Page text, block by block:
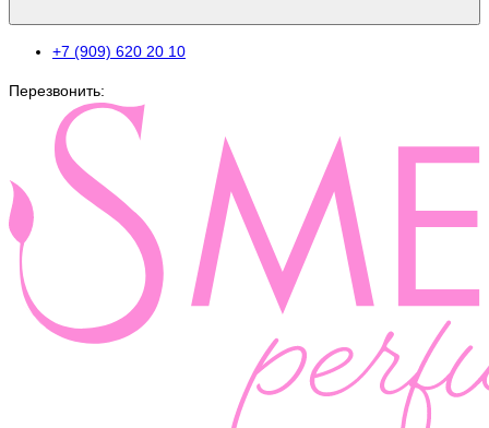
+7 (909) 620 20 10
Перезвонить: